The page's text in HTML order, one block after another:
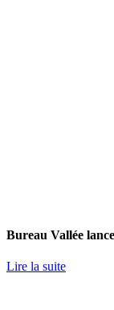
Bureau Vallée
Lire la suite